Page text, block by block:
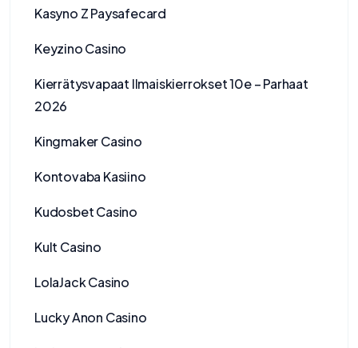
Kasyno Z Paysafecard
Keyzino Casino
Kierrätysvapaat Ilmaiskierrokset 10e – Parhaat
2026
Kingmaker Casino
Kontovaba Kasiino
Kudosbet Casino
Kult Casino
LolaJack Casino
Lucky Anon Casino